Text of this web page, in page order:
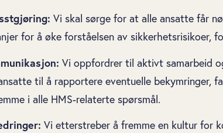
Vi skal sørge for at alle ansatte får
for å øke forståelsen av
Vi oppfordrer til aktivt samarbeid
til å rapportere eventuelle bekymringer,
i alle HMS-relaterte spørsmål.
Vi etterstreber å fremme en kultur for